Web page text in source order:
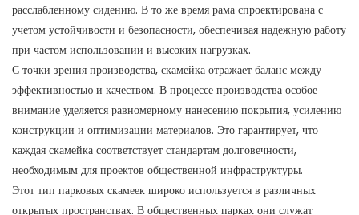
расслабленному сидению. В то же время рама спроектирована с
учетом устойчивости и безопасности, обеспечивая надежную работу
при частом использовании и высоких нагрузках.
С точки зрения производства, скамейка отражает баланс между
эффективностью и качеством. В процессе производства особое
внимание уделяется равномерному нанесению покрытия, усилению
конструкции и оптимизации материалов. Это гарантирует, что
каждая скамейка соответствует стандартам долговечности,
необходимым для проектов общественной инфраструктуры.
Этот тип парковых скамеек широко используется в различных
открытых пространствах. В общественных парках они служат